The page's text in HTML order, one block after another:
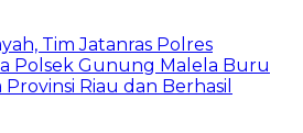
Tim Jatanras Polres
Polsek Gunung Malela Buru
Riau dan Berhasil